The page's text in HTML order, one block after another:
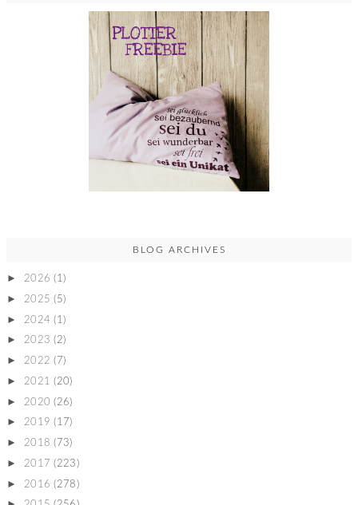
BLOG ARCHIVES
► 2026 (1)
► 2025 (5)
► 2024 (1)
► 2023 (2)
► 2022 (7)
► 2021 (20)
► 2020 (26)
► 2019 (17)
► 2018 (73)
► 2017 (223)
► 2016 (278)